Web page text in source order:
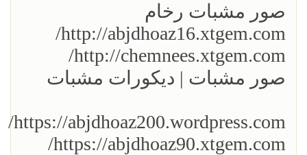
صور مشبات رخام
http://abjdhoaz16.xtgem.com/
http://chemnees.xtgem.com/
صور مشبات | ديكورات مشبات
https://abjdhoaz200.wordpress.com/
https://abjdhoaz90.xtgem.com/